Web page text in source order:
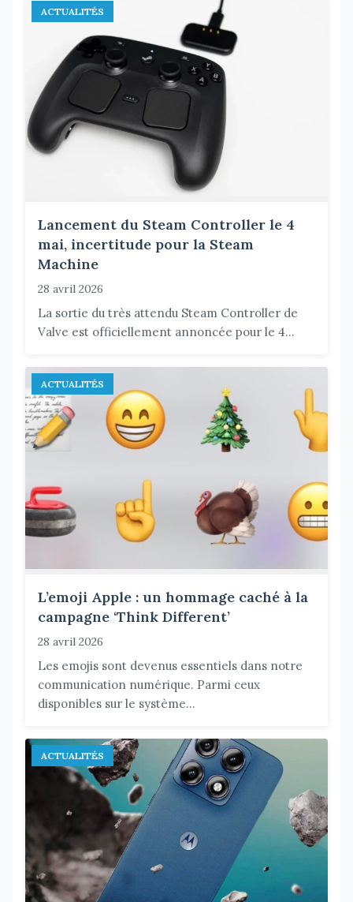
ACTUALITÉS
Lancement du Steam Controller le 4
mai, incertitude pour la Steam
Machine
28 avril 2026
La sortie du très attendu Steam Controller de
Valve est officiellement annoncée pour le 4...
ACTUALITÉS
L’emoji Apple : un hommage caché à la
campagne ‘Think Different’
28 avril 2026
Les emojis sont devenus essentiels dans notre
communication numérique. Parmi ceux
disponibles sur le système...
ACTUALITÉS